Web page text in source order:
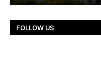
FOLLOW US